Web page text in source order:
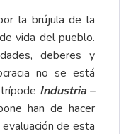
la brújula de la
vida del pueblo.
deberes y
no se está
Industria –
han de hacer
de esta